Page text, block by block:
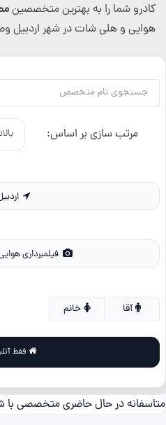
کادرو شما را به بهترین متخصصین
هوایی و هلی شات در شهر اردبیل
مرتب سازی بر اساس:
فیلمبرداری هوایی و هلی شات
خانم
متاسفانه در حال حاضری متخصصی با